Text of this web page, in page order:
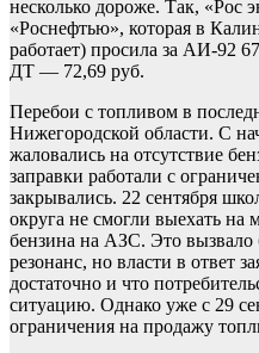
несколько дороже. Так, «Рос
«Роснефтью», которая в
работает) просила за АИ-92
ДТ — 72,69 руб.
Перебои с топливом в
Нижегородской области. С
жаловались на отсутствие
заправки работали с
закрывались. 22 сентября
округа не смогли выехать на
бензина на АЗС. Это
резонанс, но власти в ответ
достаточно и что
ситуацию. Однако уже с 29
ограничения на продажу